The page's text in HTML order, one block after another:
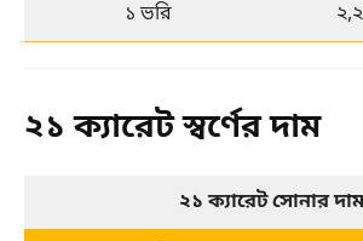
১ ভরি
২১ ক্যারেট স্বর্ণের দাম
২১ ক্যারেট সোনার দাম